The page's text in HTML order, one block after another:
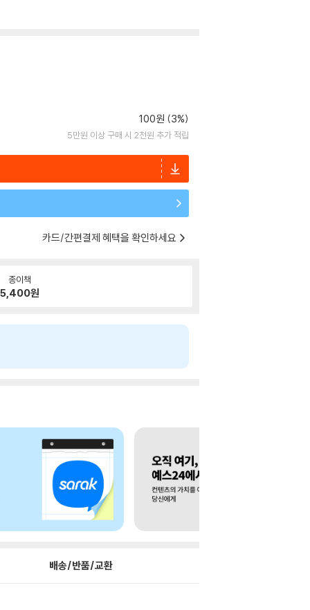
100원 (3%)
5만원 이상 구매 시 2천원 추가 적립
카드/간편결제 혜택을 확인하세요
종이책
5,400원
배송/반품/교환